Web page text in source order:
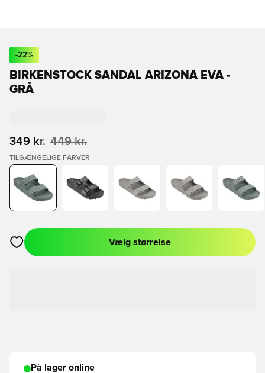
-22%
BIRKENSTOCK SANDAL ARIZONA EVA -
GRÅ
349 kr. 449 kr.
TILGÆNGELIGE FARVER
Åbner en Modal til at logge ind eller tilmelde dig som medlem
Vælg størrelse
På lager online